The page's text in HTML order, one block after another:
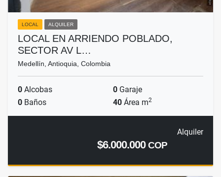
LOCAL ALQUILER
LOCAL EN ARRIENDO POBLADO,
SECTOR AV L…
Medellín, Antioquia, Colombia
0 Alcobas 0 Garaje
0 Baños 40 Área m2
Alquiler
$6.000.000COP